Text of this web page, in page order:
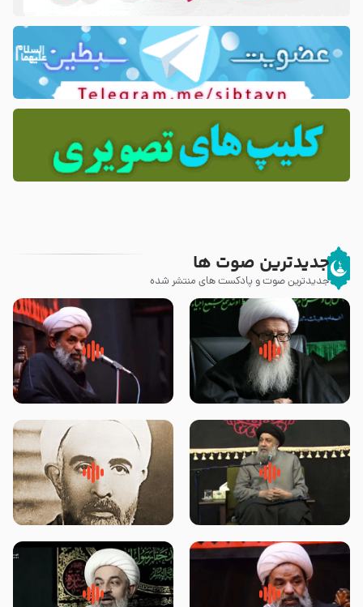
جدیدترین صوت ها
جدیدترین صوت و پادکست های منتشر شده
زوّار اربعین امام حسین (علیه
السلام) با این اشتیاق به زیارت
روضه جانسوز پاره های جگر امام
حسن مجتبی علیه السلام-حجت
لقب حضرت رقیه سلام الله علیها به
چه معناست – حجت الاسلام علوی
روضه‌ی مجلس یزید ملعون و
اسارت اهل‌بیت علیهم‌السلام –
محدث زاده